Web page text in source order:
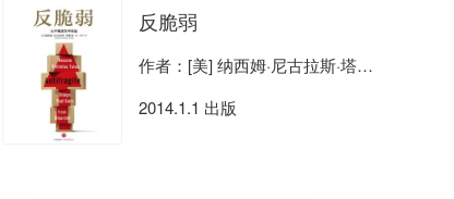
反脆弱
作者：[美] 纳西姆·尼古拉斯·塔勒布
2014.1.1 出版